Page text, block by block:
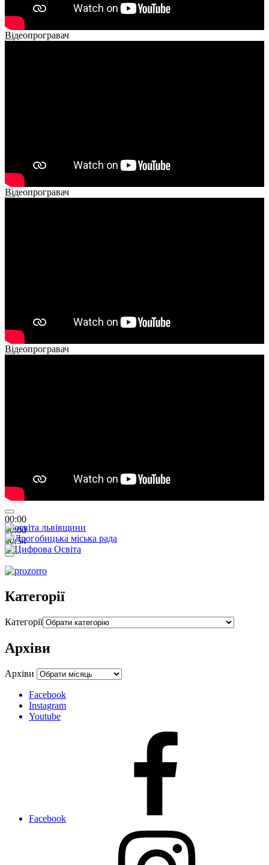
Відеопрогравач
Відеопрогравач
Відеопрогравач
00:00
00:00
00:54
Категорії
Категорії
Архіви
Архіви
Facebook
Instagram
Youtube
Facebook